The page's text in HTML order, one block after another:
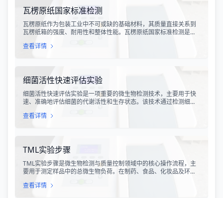
瓦楞原纸国家标准检测
瓦楞原纸作为包装工业中不可或缺的基础材料，其质量直接关系到
瓦楞纸箱的强度、耐用性和整体性能。瓦楞原纸国家标准检测是依
对瓦楞原纸的各项物理性能指标进行系统化测试和评价的过程。该
查看详情
细菌活性快速评估实验
细菌活性快速评估实验是一项重要的微生物检测技术，主要用于快
速、准确地评估细菌的代谢活性和生存状态。该技术通过检测细菌
细菌活性的定量数据，为环境监测、食品安全、医药研发和工业生
查看详情
TML实验步骤
TML实验步骤是微生物检测与质量控制领域中的核心操作流程，主
要用于测定样品中的总微生物负荷。在制药、食品、化妆品及环境
量、安全性以及生产过程控制水平的关键指标。通过对样品中需氧
查看详情